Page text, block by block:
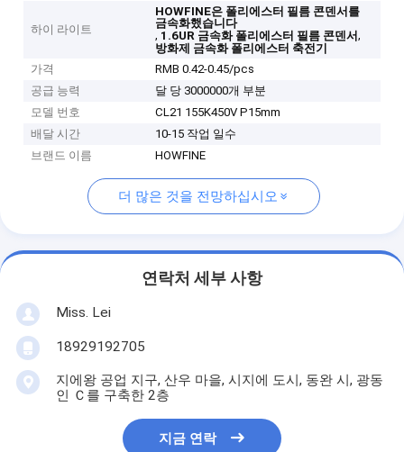
하이 라이트
HOWFINE은 폴리에스터 필름 콘덴서를
금속화했습니다
, 1.6UR 금속화 폴리에스터 필름 콘덴서,
방화제 금속화 폴리에스터 축전기
가격
RMB 0.42-0.45/pcs
공급 능력
달 당 3000000개 부분
모델 번호
CL21 155K450V P15mm
배달 시간
10-15 작업 일수
브랜드 이름
HOWFINE
더 많은 것을 전망하십시오
연락처 세부 사항
Miss. Lei
18929192705
지에왕 공업 지구, 산우 마을, 시지에 도시, 동완 시, 광동
인 Ｃ를 구축한 2층
지금 연락